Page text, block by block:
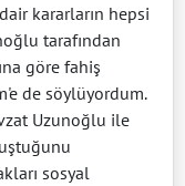
kararların hepsi
tarafından
göre fahiş
de söylüyordum.
Uzunoğlu ile
sosyal